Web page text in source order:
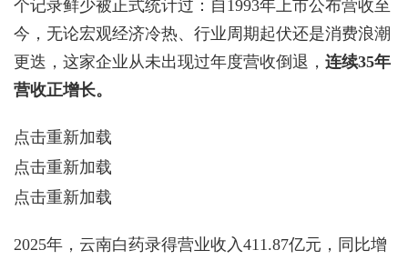
个记录鲜少被正式统计过：自1993年上市公布营收至
今，无论宏观经济冷热、行业周期起伏还是消费浪潮
更迭，这家企业从未出现过年度营收倒退， 连续35年
营收正增长。
点击重新加载
点击重新加载
点击重新加载
2025年，云南白药录得营业收入411.87亿元，同比增